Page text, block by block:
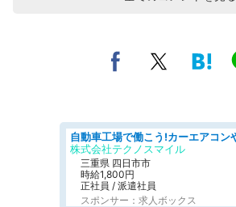
株式会社テクノスマイル
三重県 四日市市
時給1,800円
正社員 / 派遣社員
スポンサー：求人ボックス